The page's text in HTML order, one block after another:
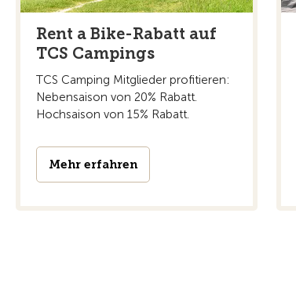
Rent a Bike-Rabatt auf
TCS Campings
TCS Camping Mitglieder profitieren:
Nebensaison von 20% Rabatt.
Hochsaison von 15% Rabatt.
Mehr erfahren